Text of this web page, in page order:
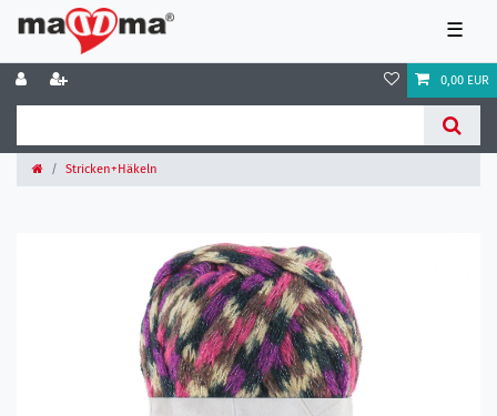
☰
0,00 EUR
Stricken+Häkeln